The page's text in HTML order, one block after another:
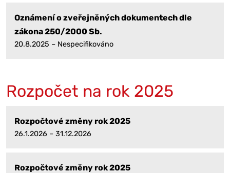
Oznámení o zveřejněných dokumentech dle
zákona 250/2000 Sb.
20.8.2025 – Nespecifikováno
Rozpočet na rok 2025
Rozpočtové změny rok 2025
26.1.2026 – 31.12.2026
Rozpočtové změny rok 2025